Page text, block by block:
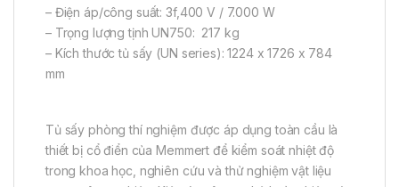
– Điện áp/công suất: 3f,400 V / 7.000 W
– Trọng lượng tịnh UN750: 217 kg
– Kích thước tủ sấy (UN series): 1224 x 1726 x 784
mm
Tủ sấy phòng thí nghiệm được áp dụng toàn cầu là
thiết bị cổ điển của Memmert để kiểm soát nhiệt độ
trong khoa học, nghiên cứu và thử nghiệm vật liệu